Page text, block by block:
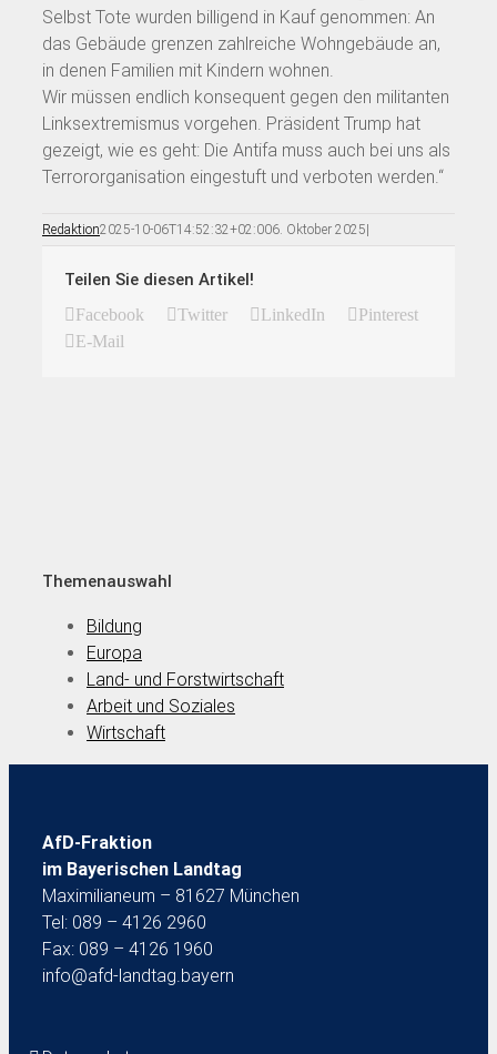
Selbst Tote wurden billigend in Kauf genommen: An
das Gebäude grenzen zahlreiche Wohngebäude an,
in denen Familien mit Kindern wohnen.
Wir müssen endlich konsequent gegen den militanten
Linksextremismus vorgehen. Präsident Trump hat
gezeigt, wie es geht: Die Antifa muss auch bei uns als
Terrororganisation eingestuft und verboten werden.“
Redaktion2025-10-06T14:52:32+02:006. Oktober 2025|
Teilen Sie diesen Artikel!
Facebook Twitter LinkedIn
Pinterest
E-Mail
Themenauswahl
Bildung
Europa
Land- und Forstwirtschaft
Arbeit und Soziales
Wirtschaft
AfD-Fraktion
im Bayerischen Landtag
Maximilianeum – 81627 München
Tel: 089 – 4126 2960
Fax: 089 – 4126 1960
info@afd-landtag.bayern